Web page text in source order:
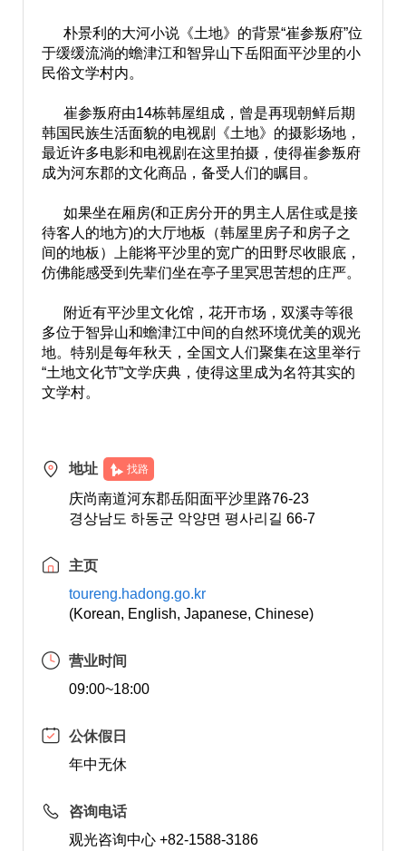
朴景利的大河小说《土地》的背景“崔参叛府”位
于缓缓流淌的蟾津江和智异山下岳阳面平沙里的小
民俗文学村内。
崔参叛府由14栋韩屋组成，曾是再现朝鲜后期
韩国民族生活面貌的电视剧《土地》的摄影场地，
最近许多电影和电视剧在这里拍摄，使得崔参叛府
成为河东郡的文化商品，备受人们的瞩目。
如果坐在厢房(和正房分开的男主人居住或是接
待客人的地方)的大厅地板（韩屋里房子和房子之
间的地板）上能将平沙里的宽广的田野尽收眼底，
仿佛能感受到先辈们坐在亭子里冥思苦想的庄严。
附近有平沙里文化馆，花开市场，双溪寺等很
多位于智异山和蟾津江中间的自然环境优美的观光
地。特别是每年秋天，全国文人们聚集在这里举行
“土地文化节”文学庆典，使得这里成为名符其实的
文学村。
地址 找路
庆尚南道河东郡岳阳面平沙里路76-23
경상남도 하동군 악양면 평사리길 66-7
主页
toureng.hadong.go.kr
(Korean, English, Japanese, Chinese)
营业时间
09:00~18:00
公休假日
年中无休
咨询电话
观光咨询中心 +82-1588-3186